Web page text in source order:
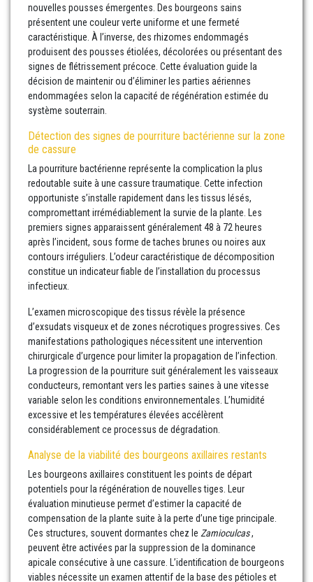
nouvelles pousses émergentes. Des bourgeons sains
présentent une couleur verte uniforme et une fermeté
caractéristique. À l’inverse, des rhizomes endommagés
produisent des pousses étiolées, décolorées ou présentant des
signes de flétrissement précoce. Cette évaluation guide la
décision de maintenir ou d’éliminer les parties aériennes
endommagées selon la capacité de régénération estimée du
système souterrain.
Détection des signes de pourriture bactérienne sur la zone
de cassure
La pourriture bactérienne représente la complication la plus
redoutable suite à une cassure traumatique. Cette infection
opportuniste s’installe rapidement dans les tissus lésés,
compromettant irrémédiablement la survie de la plante. Les
premiers signes apparaissent généralement 48 à 72 heures
après l’incident, sous forme de taches brunes ou noires aux
contours irréguliers. L’odeur caractéristique de décomposition
constitue un indicateur fiable de l’installation du processus
infectieux.
L’examen microscopique des tissus révèle la présence
d’exsudats visqueux et de zones nécrotiques progressives. Ces
manifestations pathologiques nécessitent une intervention
chirurgicale d’urgence pour limiter la propagation de l’infection.
La progression de la pourriture suit généralement les vaisseaux
conducteurs, remontant vers les parties saines à une vitesse
variable selon les conditions environnementales. L’humidité
excessive et les températures élevées accélèrent
considérablement ce processus de dégradation.
Analyse de la viabilité des bourgeons axillaires restants
Les bourgeons axillaires constituent les points de départ
potentiels pour la régénération de nouvelles tiges. Leur
évaluation minutieuse permet d’estimer la capacité de
compensation de la plante suite à la perte d’une tige principale.
Ces structures, souvent dormantes chez le Zamioculcas,
peuvent être activées par la suppression de la dominance
apicale consécutive à une cassure. L’identification de bourgeons
viables nécessite un examen attentif de la base des pétioles et